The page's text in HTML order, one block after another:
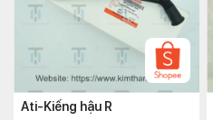
Ati-Kiếng hậu R